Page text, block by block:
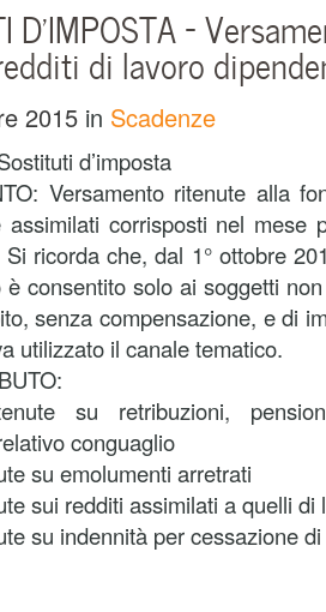
D’IMPOSTA –
di lavoro
2015 in Scadenze
d’imposta
Versamento ritenute alla
corrisposti nel mese
ricorda che, dal 1° ottobre
è consentito solo ai soggetti
senza compensazione, e di
utilizzato il canale tematico.
su retribuzioni,
conguaglio
su emolumenti arretrati
sui redditi assimilati a quelli di
su indennità per cessazione